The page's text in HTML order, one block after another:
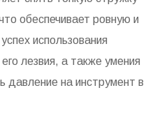
обеспечивает ровную и
использования
лезвия, а также умения
давление на инструмент в